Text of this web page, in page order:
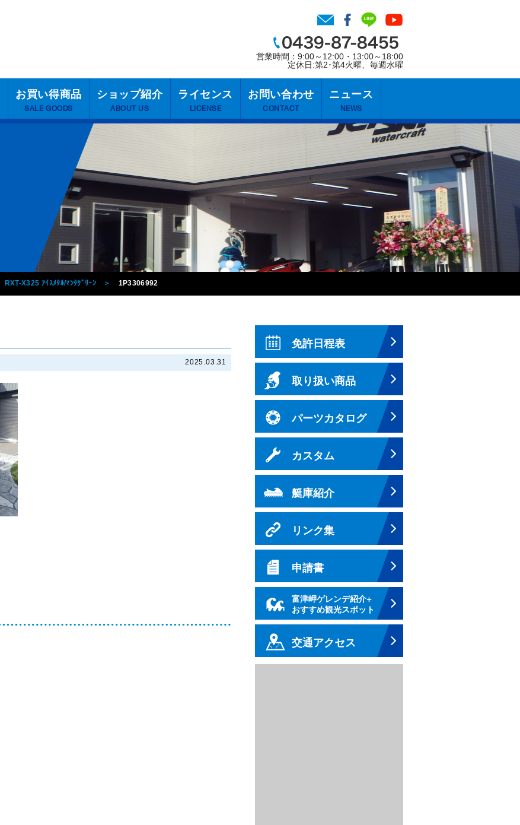
営業時間：9:00～12:00・13:00～18:00
定休日:第2･第4火曜、毎週水曜
お買い得商品
SALE GOODS
ショップ紹介
ABOUT US
ライセンス
LICENSE
お問い合わせ
CONTACT
ニュース
NEWS
RXT-X325 ｱｲｽﾒﾀﾙ/ﾏﾝﾀｸﾞﾘｰﾝ 1P3306992
2025.03.31
免許日程表
取り扱い商品
パーツカタログ
カスタム
艇庫紹介
リンク集
申請書
富津岬ゲレンデ紹介+
おすすめ観光スポット
交通アクセス